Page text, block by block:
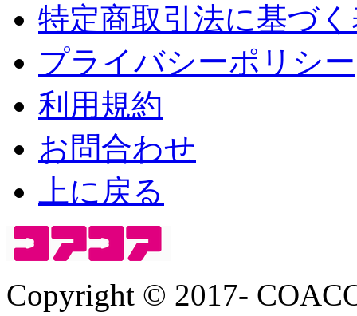
特定商取引法に基づ
プライバシーポリシー
利用規約
お問合わせ
上に戻る
Copyright © 2017-